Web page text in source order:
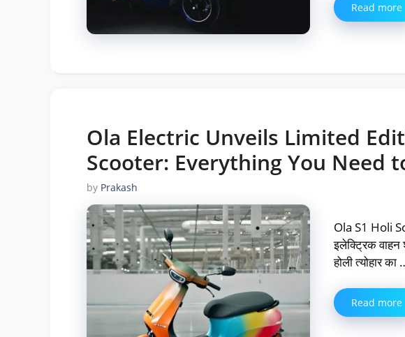
Read more
Ola Electric Unveils Limited
Scooter: Everything You Need
by Prakash
Ola S1 Holi
इलेक्ट्रिक
होली त्योहार का
Read more